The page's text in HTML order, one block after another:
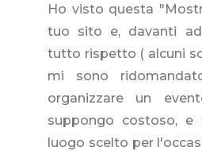
Ho visto questa
tuo sito e, davanti
tutto rispetto ( alcuni
mi sono
organizzare un
suppongo costoso, e
luogo scelto per